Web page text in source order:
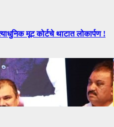
मूट कोर्टचे थाटात लोकार्पण !